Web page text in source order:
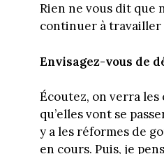
Rien ne vous dit que
continuer à travailler
Envisagez-vous de
Écoutez, on verra les
qu’elles vont se
y a les réformes de
en cours. Puis, je